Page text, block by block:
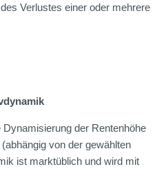
Verlustes einer oder mehrere
der Rentenhöhe
von der gewählten
ist marktüblich und wird mit